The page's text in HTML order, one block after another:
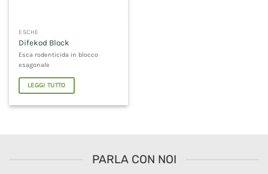
ESCHE
Difekod Block
Esca rodenticida in blocco
esagonale
LEGGI TUTTO
PARLA CON NOI